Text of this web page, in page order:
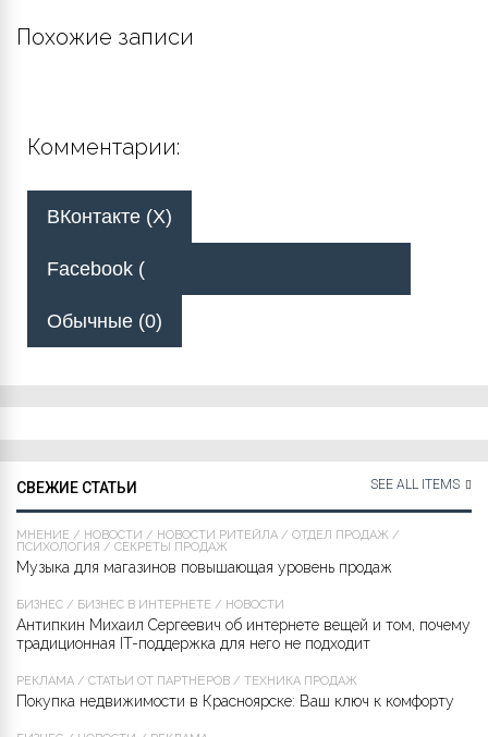
Похожие записи
Комментарии:
ВКонтакте (X)
Facebook (
Обычные (0)
СВЕЖИЕ СТАТЬИ SEE ALL ITEMS
МНЕНИЕ / НОВОСТИ / НОВОСТИ РИТЕЙЛА / ОТДЕЛ ПРОДАЖ /
ПСИХОЛОГИЯ / СЕКРЕТЫ ПРОДАЖ
Музыка для магазинов повышающая уровень продаж
БИЗНЕС / БИЗНЕС В ИНТЕРНЕТЕ / НОВОСТИ
Антипкин Михаил Сергеевич об интернете вещей и том, почему
традиционная IT-поддержка для него не подходит
РЕКЛАМА / СТАТЬИ ОТ ПАРТНЁРОВ / ТЕХНИКА ПРОДАЖ
Покупка недвижимости в Красноярске: Ваш ключ к комфорту